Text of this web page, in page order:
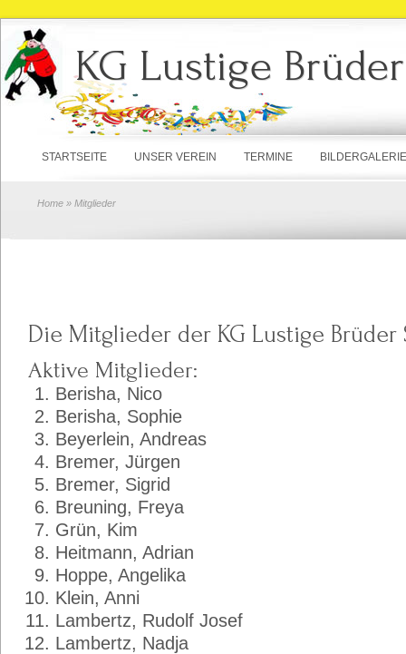
KG Lustige
STARTSEITE UNSER VEREIN TERMINE BILDERGALERIE
Home » Mitglieder
Die Mitglieder der KG Lustige Brüder
Aktive Mitglieder:
Berisha, Nico
Berisha, Sophie
Beyerlein, Andreas
Bremer, Jürgen
Bremer, Sigrid
Breuning, Freya
Grün, Kim
Heitmann, Adrian
Hoppe, Angelika
Klein, Anni
Lambertz, Rudolf Josef
Lambertz, Nadja